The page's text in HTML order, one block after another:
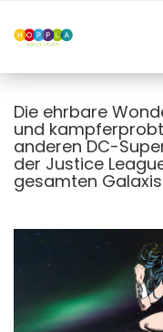
Die ehrbare
und
anderen DC-
der Justice
gesamten